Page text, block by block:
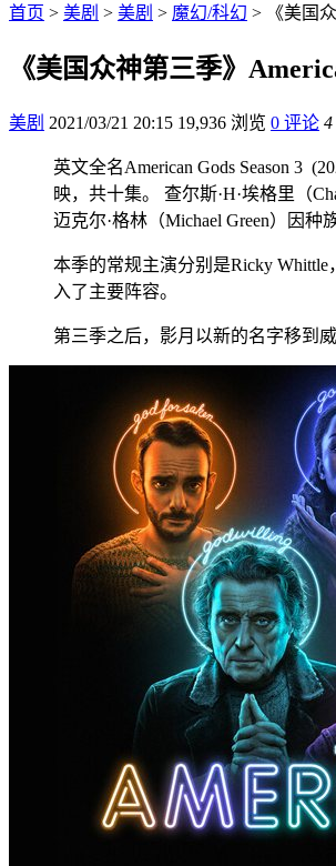
首页 > 美剧 > 美剧 > 魔幻/科幻 > 《美国
《美国众神第三季》
美剧 2021/03/21 20:15 19,936 浏览 0 评论
英文全名American Gods Season 3
映，共十集。 查尔斯·H·埃格里（
迈克尔·格林（Michael Green）因
本季的常规主演分别是Ricky Whittle
入了主要阵容。
第三季之后，影月以新的名字移到